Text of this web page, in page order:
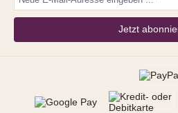
Jetzt